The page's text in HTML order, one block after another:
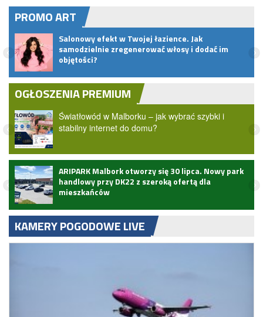
PROMO ART
Salonowy efekt w Twojej łazience. Jak
samodzielnie zregenerować włosy i dodać im
objętości?
OGŁOSZENIA PREMIUM
Światłowód w Malborku – jak wybrać szybki i
stabilny internet do domu?
ARIPARK Malbork otworzy się 30 lipca. Nowy park
handlowy przy DK22 z szeroką ofertą dla
mieszkańców
KAMERY POGODOWE LIVE